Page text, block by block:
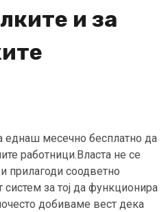
и за
еднаш месечно бесплатно да
работници.Власта не се
прилагоди соодветно
за тој да функционира
добиваме вест дека